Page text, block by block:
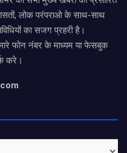
लोक परंपराओ के साथ-साथ
का सजग प्रहरी है।
फोन नंबर के माध्यम या फेसबुक
करे।